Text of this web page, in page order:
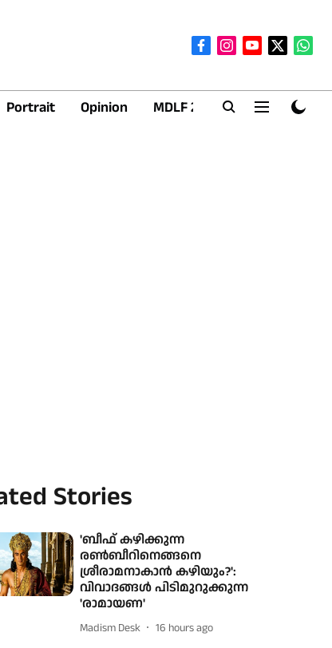
Portrait Opinion MDLF 2026
Stories
'ബീഫ് കഴിക്കുന്ന
രൺബീറിനെങ്ങനെ
ശ്രീരാമനാകാൻ കഴിയും?':
വിവാദങ്ങൾ പിടിമുറുക്കുന്ന
'രാമായണ'
Madism Desk 16 hours ago